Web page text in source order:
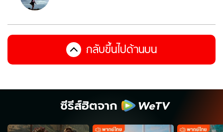
กลับขึ้นไปด้านบน
ซีรีส์ฮิตจาก